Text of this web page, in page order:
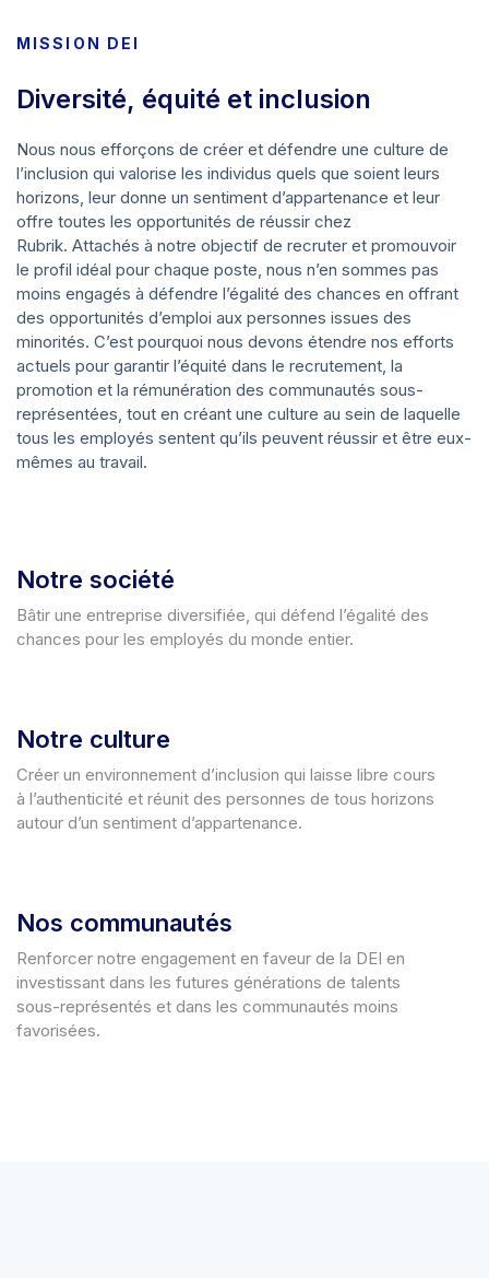
MISSION DEI
Diversité, équité et inclusion
Nous nous efforçons de créer et défendre une culture de
l’inclusion qui valorise les individus quels que soient leurs
horizons, leur donne un sentiment d’appartenance et leur
offre toutes les opportunités de réussir chez
Rubrik. Attachés à notre objectif de recruter et promouvoir
le profil idéal pour chaque poste, nous n’en sommes pas
moins engagés à défendre l’égalité des chances en offrant
des opportunités d’emploi aux personnes issues des
minorités. C’est pourquoi nous devons étendre nos efforts
actuels pour garantir l’équité dans le recrutement, la
promotion et la rémunération des communautés sous-
représentées, tout en créant une culture au sein de laquelle
tous les employés sentent qu’ils peuvent réussir et être eux-
mêmes au travail.
Notre société
Bâtir une entreprise diversifiée, qui défend l’égalité des
chances pour les employés du monde entier.
Notre culture
Créer un environnement d’inclusion qui laisse libre cours
à l’authenticité et réunit des personnes de tous horizons
autour d’un sentiment d’appartenance.
Nos communautés
Renforcer notre engagement en faveur de la DEI en
investissant dans les futures générations de talents
sous-représentés et dans les communautés moins
favorisées.